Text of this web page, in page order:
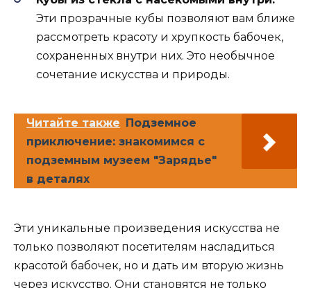
Эти прозрачные кубы позволяют вам ближе
рассмотреть красоту и хрупкость бабочек,
сохраненных внутри них. Это необычное
сочетание искусства и природы.
Читайте также
Подземное
приключение: знакомимся с
подземным музеем "Зарядье"
в деталях
Эти уникальные произведения искусства не
только позволяют посетителям насладиться
красотой бабочек, но и дать им вторую жизнь
через искусство. Они становятся не только